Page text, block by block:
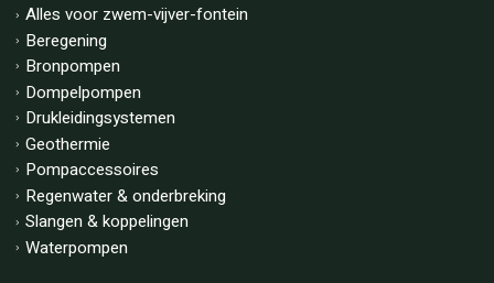
Alles voor zwem-vijver-fontein
Beregening
Bronpompen
Dompelpompen
Drukleidingsystemen
Geothermie
Pompaccessoires
Regenwater & onderbreking
Slangen & koppelingen
Waterpompen